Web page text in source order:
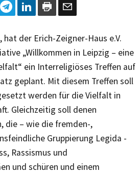
der Erich-Zeigner-Haus e.V.
„Willkommen in Leipzig – eine
ein Interreligiöses Treffen auf
geplant. Mit diesem Treffen soll
werden für die Vielfalt in
Gleichzeitig soll denen
die – wie die fremden-,
Gruppierung Legida -
Rassismus und
und schüren und einem